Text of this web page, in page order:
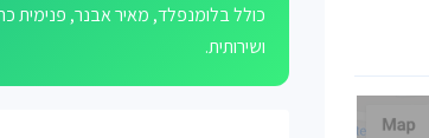
כולל בלומנפלד, מאיר אבנר, פנימית
ושירותית.